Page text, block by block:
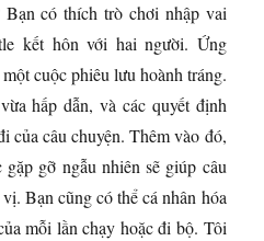
có thích trò chơi nhập vai
kết hôn với hai người. Ứng
cuộc phiêu lưu hoành tráng.
hấp dẫn, và các quyết định
của câu chuyện. Thêm vào đó,
gỡ ngẫu nhiên sẽ giúp câu
Bạn cũng có thể cá nhân hóa
mỗi lần chạy hoặc đi bộ. Tôi